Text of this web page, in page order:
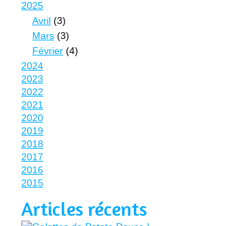
2025
Avril (3)
Mars (3)
Février (4)
2024
2023
2022
2021
2020
2019
2018
2017
2016
2015
Articles récents